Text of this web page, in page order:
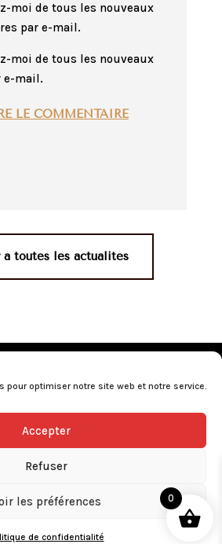
pour optimiser notre site web et notre service.
Accepter
Refuser
les préférences
de confidentialité
moi de tous les nouveaux
par e-mail.
moi de tous les nouveaux
e-mail.
LE COMMENTAIRE
à toutes les actualités
de vente•Nos revendeurs•
pour la santé, consommez avec
0